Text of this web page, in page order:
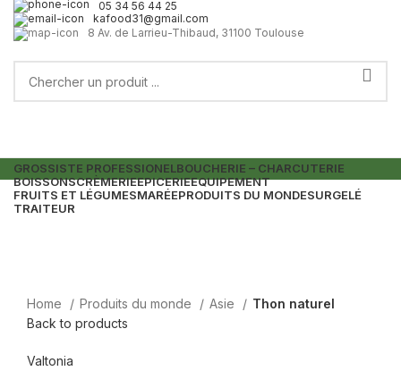
05 34 56 44 25
kafood31@gmail.com
8 Av. de Larrieu-Thibaud, 31100 Toulouse
GROSSISTE PROFESSIONELBOUCHERIE – CHARCUTERIE
BOISSONSCRÈMERIEEPICERIEEQUIPEMENT
FRUITS ET LÉGUMESMARÉEPRODUITS DU MONDESURGELÉ
TRAITEUR
Home Produits du monde Asie
Thon naturel
Back to products
Valtonia